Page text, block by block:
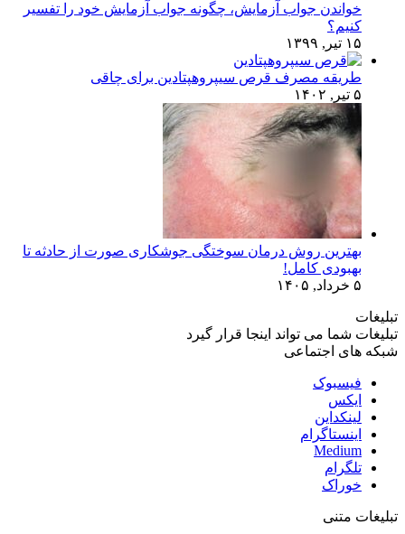
خواندن جواب آزمایش، چگونه جواب آزمایش خود را تفسیر
کنیم؟
۱۵ تیر, ۱۳۹۹
طریقه مصرف قرص سیپروهپتادین برای چاقی
۵ تیر, ۱۴۰۲
بهترین روش درمان سوختگی جوشکاری صورت از حادثه تا
بهبودی کامل!
۵ خرداد, ۱۴۰۵
تبلیغات
تبلیغات شما می تواند اینجا قرار گیرد
شبکه های اجتماعی
فیسبوک
ایکس
لینکداین
اینستاگرام
Medium
تلگرام
خوراک
تبلیغات متنی